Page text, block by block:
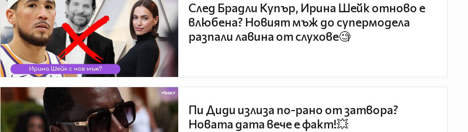
След Брадли Купър, Ирина Шейк отново е
влюбена? Новият мъж до супермодела
разпали лавина от слухове🧐
Пи Диди излиза по-рано от затвора?
Новата дата вече е факт!💥